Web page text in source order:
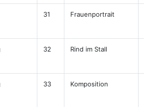
31 Frauenportrait
32 Rind im Stall
33 Komposition